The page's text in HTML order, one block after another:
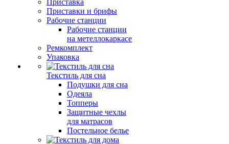
Приставка
Приставки и брифы
Рабочие станции
Рабочие станции
на метеллокаркасе
Ремкомплект
Упаковка
Текстиль для сна
Подушки для сна
Одеяла
Топперы
Защитные чехлы
для матрасов
Постельное белье